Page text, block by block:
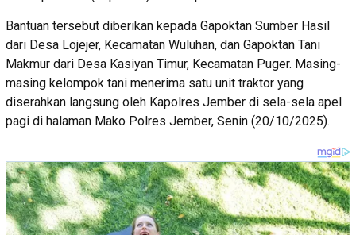
Bantuan tersebut diberikan kepada Gapoktan Sumber Hasil
dari Desa Lojejer, Kecamatan Wuluhan, dan Gapoktan Tani
Makmur dari Desa Kasiyan Timur, Kecamatan Puger. Masing-
masing kelompok tani menerima satu unit traktor yang
diserahkan langsung oleh Kapolres Jember di sela-sela apel
pagi di halaman Mako Polres Jember, Senin (20/10/2025).